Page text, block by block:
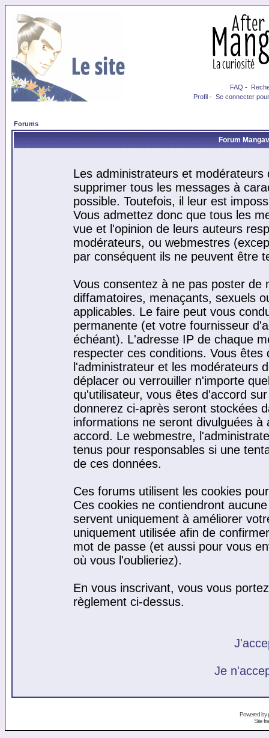
FAQ -
Profil - Se connecter
Forums
Forum
Les administrateurs et
supprimer tous les messages à
possible. Toutefois, il leur est
Vous admettez donc que tous les
vue et l'opinion de leurs auteurs
modérateurs, ou webmestres
par conséquent ils ne peuvent être
Vous consentez à ne pas poster de
diffamatoires, menaçants, sexuels
applicables. Le faire peut vous
permanente (et votre fournisseur
échéant). L'adresse IP de chaque
respecter ces conditions. Vous
l'administrateur et les modérateurs
déplacer ou verrouiller n'importe
qu'utilisateur, vous êtes d'accord
donnerez ci-après seront stockées
informations ne seront divulguées
accord. Le webmestre,
tenus pour responsables si une
de ces données.
Ces forums utilisent les cookies
Ces cookies ne contiendront
servent uniquement à améliorer
uniquement utilisée afin de
mot de passe (et aussi pour vous
où vous l'oublieriez).
En vous inscrivant, vous vous
règlement ci-dessus.
Je
Powered by
Site